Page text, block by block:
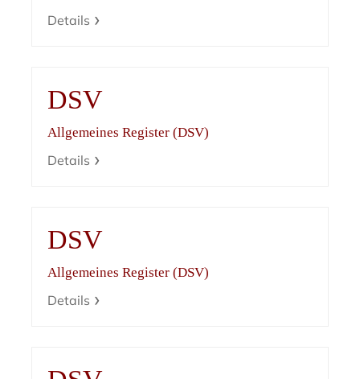
Details
DSV
Allgemeines Register (DSV)
Details
DSV
Allgemeines Register (DSV)
Details